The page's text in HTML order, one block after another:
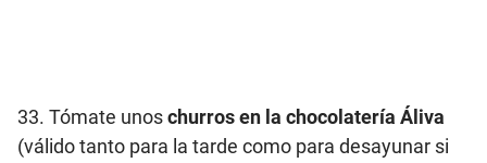
33. Tómate unoschurros en la chocolatería Áliva
(válido tanto para la tarde como para desayunar si